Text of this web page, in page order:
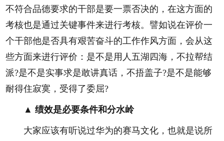
不符合品德要求的干部是要一票否决的，在这方面的
考核也是通过关键事件来进行考核。譬如说在评价一
个干部他是否具有艰苦奋斗的工作作风方面，会从这
些方面来进行评价：是不是用人五湖四海，不拉帮结
派?是不是实事求是敢讲真话，不捂盖子?是不是能够
耐得住寂寞，受得了委屈?
▲ 绩效是必要条件和分水岭
大家应该有听说过华为的赛马文化，也就是说所